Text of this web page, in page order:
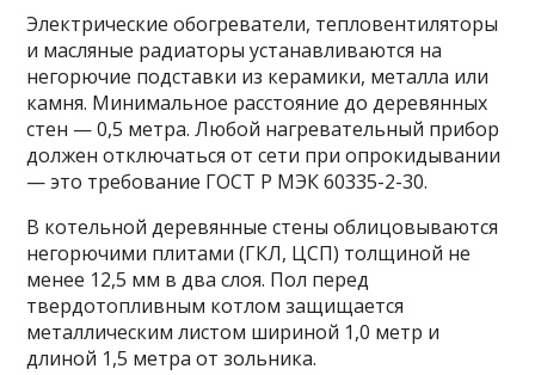
Электрические обогреватели, тепловентиляторы
и масляные радиаторы устанавливаются на
негорючие подставки из керамики, металла или
камня. Минимальное расстояние до деревянных
стен — 0,5 метра. Любой нагревательный прибор
должен отключаться от сети при опрокидывании
— это требование ГОСТ Р МЭК 60335-2-30.
В котельной деревянные стены облицовываются
негорючими плитами (ГКЛ, ЦСП) толщиной не
менее 12,5 мм в два слоя. Пол перед
твердотопливным котлом защищается
металлическим листом шириной 1,0 метр и
длиной 1,5 метра от зольника.